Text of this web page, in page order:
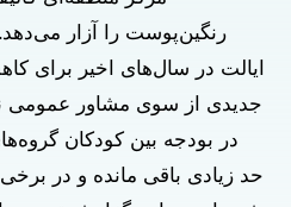
رنگین‌پوست را آزار
ایالت در سال‌های اخیر برای
جدیدی از سوی مشاور
در بودجه بین کودکان
حد زیادی باقی مانده و در